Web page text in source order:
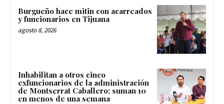
Burgueño hace mitin con acarreados
y funcionarios en Tijuana
agosto 8, 2026
Inhabilitan a otros cinco
exfuncionarios de la administración
de Montserrat Caballero; suman 10
en menos de una semana